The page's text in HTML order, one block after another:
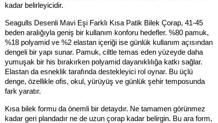
kadar belirleyicidir.
Seagulls Desenli Mavi Eşi Farklı Kısa Patik Bilek Çorap, 41-45
beden aralığıyla geniş bir kullanım konforu hedefler. %80 pamuk,
%18 polyamid ve %2 elastan içeriği ise günlük kullanım açısından
dengeli bir yapı sunar. Pamuk, ciltle temas eden yüzeyde daha
yumuşak bir his bırakırken polyamid dayanıklılığa katkı sağlar.
Elastan da esneklik tarafında destekleyici rol oynar. Bu üçlü
denge, özellikle ofis, okul, yürüyüş ve günlük şehir temposunda
fark yaratır.
Kısa bilek formu da önemli bir detaydır. Ne tamamen görünmez
kadar geri plandadır ne de uzun çorap kadar belirgin. Bu ara form,